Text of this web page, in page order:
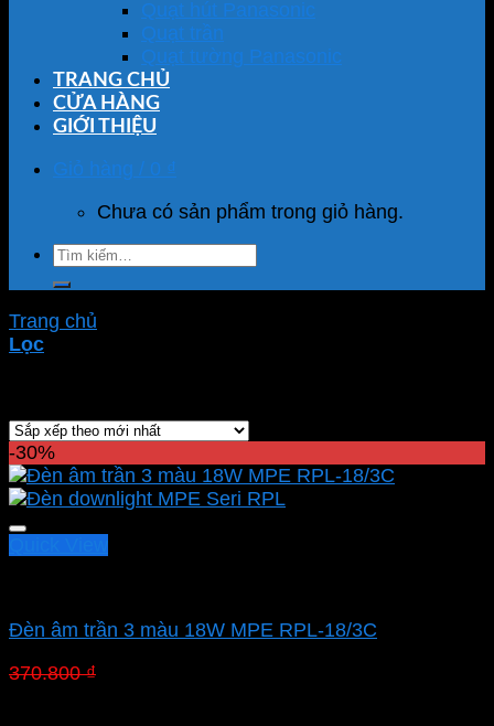
Quạt hút Panasonic
Quạt trần
Quạt tường Panasonic
TRANG CHỦ
CỬA HÀNG
GIỚI THIỆU
Giỏ hàng / 0 ₫
Chưa có sản phẩm trong giỏ hàng.
Tìm
kiếm:
Trang chủ
Lọc
-30%
Đèn âm trần 3 màu 18W MPE RPL-18/3C
370.800₫